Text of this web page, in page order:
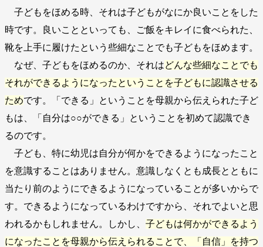
子どもをほめる時、それは子どもがなにか良いことをした
時です。良いことといっても、ご飯をキレイに食べられた、
靴を上手に履けたという些細なことでも子どもをほめます。
なぜ、子どもをほめるのか、それはどんな些細なことでも
それができるようになったということを子どもに認識させる
ためです。「できる」ということを母親から伝えられた子ど
もは、「自分は○○ができる」ということを初めて認識でき
るのです。
子ども、特に幼児は自分が何かをできるようになったこと
を意識することはありません。意識しなくとも成長とともに
当たり前のようにできるようになっていることが多いからで
す。できるようになっているわけですから、それでよいと思
われるかもしれません。しかし、 子どもは何かができるよう
になったことを母親から伝えられることで、「自信」を持つ